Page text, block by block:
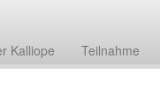
Kalliope Teilnahme